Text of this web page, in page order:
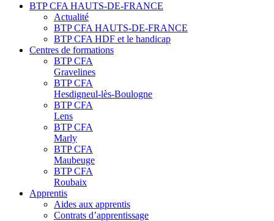
BTP CFA HAUTS-DE-FRANCE
Actualité
BTP CFA HAUTS-DE-FRANCE
BTP CFA HDF et le handicap
Centres de formations
BTP CFA
Gravelines
BTP CFA
Hesdigneul-lès-Boulogne
BTP CFA
Lens
BTP CFA
Marly
BTP CFA
Maubeuge
BTP CFA
Roubaix
Apprentis
Aides aux apprentis
Contrats d’apprentissage